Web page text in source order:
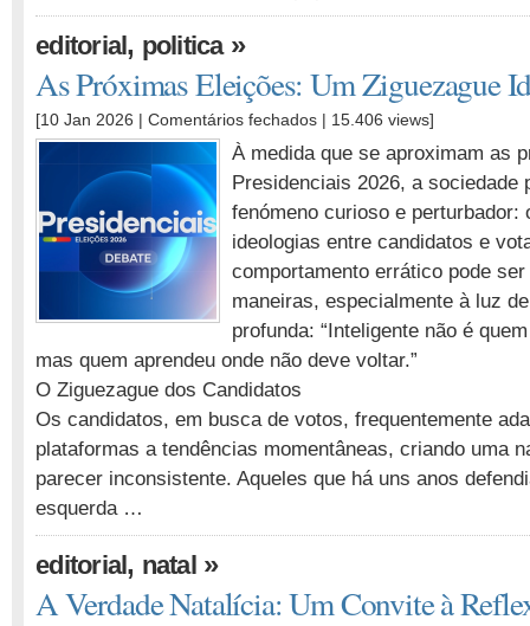
editorial, politica»
As Próximas Eleições: Um Ziguezague
[10 Jan 2026 | Comentários fechados em
Próximas
Eleições:
Um
Ziguezague
| 15.406 views]
À medida que se aproximam as
Presidenciais 2026, a sociedade
fenómeno curioso e perturbador:
ideologias entre candidatos e
comportamento errático pode
maneiras, especialmente à luz
profunda: “Inteligente não é
mas quem aprendeu onde não deve voltar.”
O Ziguezague dos Candidatos
Os candidatos, em busca de votos, frequentemente
plataformas a tendências momentâneas, criando uma
parecer inconsistente. Aqueles que há uns anos
esquerda …
editorial, natal»
A Verdade Natalícia: Um Convite à